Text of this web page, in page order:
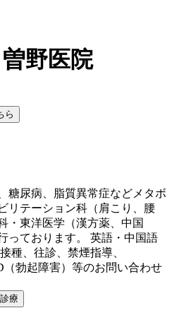
野医院
ら
糖尿病、脂質異常症などメタボ
リテーション科（肩こり、腰
・東洋医学（漢方薬、中国
っております。 英語・中国語
種、往診、禁煙指導、
勃起障害）等のお問い合わせ
療